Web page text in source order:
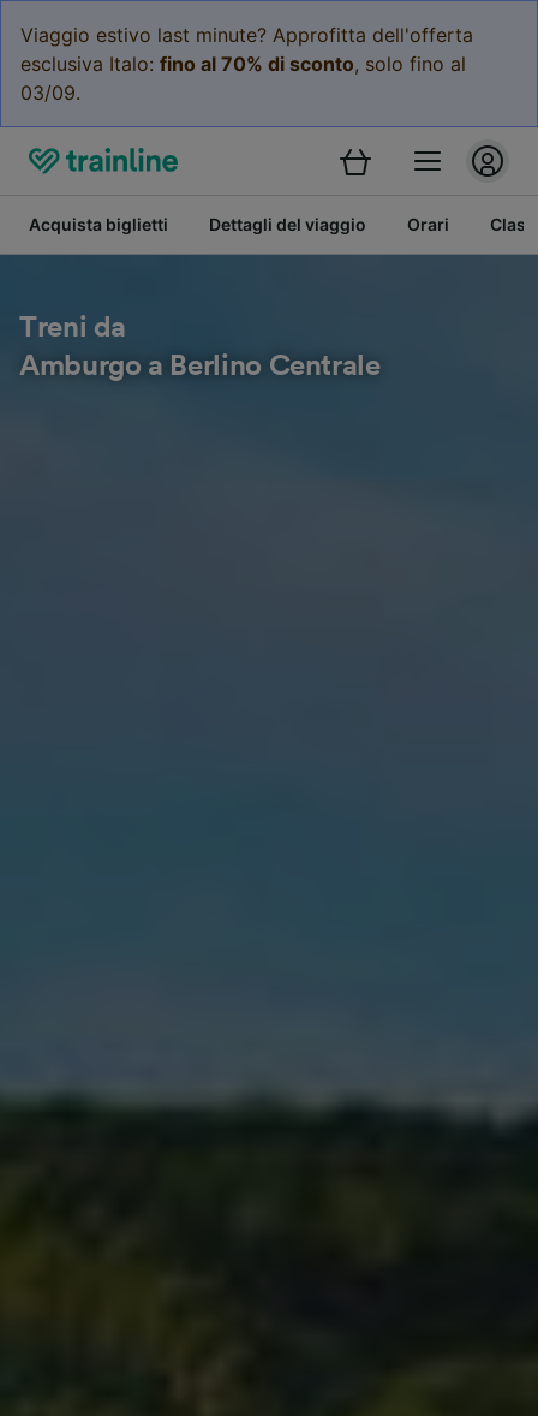
Viaggio estivo last minute? Approfitta dell'offerta
esclusiva Italo: fino al 70% di sconto, solo fino al
03/09.
Acquista biglietti Dettagli del viaggio Orari
Treni da
Amburgo a Berlino Centrale